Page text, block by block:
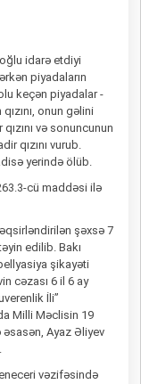
idarə etdiyi
piyadaların
keçən piyadalar -
onun gəlini
və sonuncunun
qızını vurub.
yerində ölüb.
cü maddəsi ilə
şəxsə 7
edilib. Bakı
şikayəti
cəzası 6 il 6 ay
İli”
Milli Məclisin 19
əsasən, Ayaz Əliyev
vəzifəsində